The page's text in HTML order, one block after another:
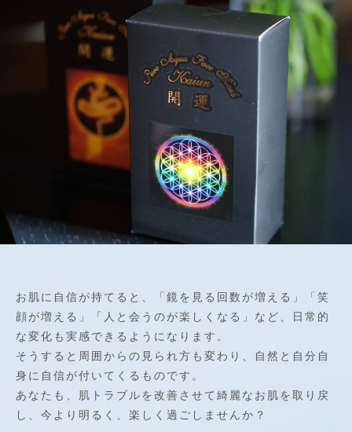
お肌に自信が持てると、「鏡を見る回数が増える」「笑
顔が増える」「人と会うのが楽しくなる」など、日常的
な変化も実感できるようになります。
そうすると周囲からの見られ方も変わり、自然と自分自
身に自信が付いてくるものです。
あなたも、肌トラブルを改善させて綺麗なお肌を取り戻
し、今より明るく、楽しく過ごしませんか？